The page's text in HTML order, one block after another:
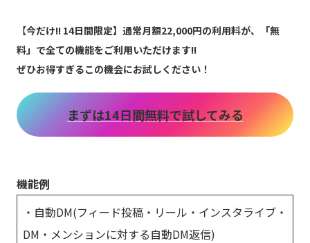
【今だけ!! 14日間限定】通常月額22,000円の利用料が、「無
料」で全ての機能をご利用いただけます!!
ぜひお得すぎるこの機会にお試しください！
まずは14日間無料で試してみる
機能例
・自動DM(フィード投稿・リール・インスタライブ・
DM・メンションに対する自動DM返信)